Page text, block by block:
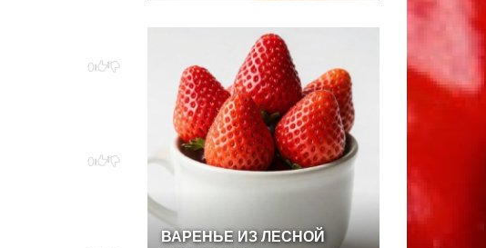
0
0
ВАРЕНЬЕ ИЗЛЕСНОЙ